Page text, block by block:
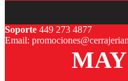
Soporte 449 273 4877
Email: